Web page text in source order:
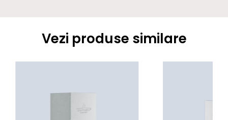
Vezi produse similare